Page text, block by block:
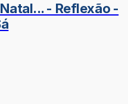
- Reflexão -